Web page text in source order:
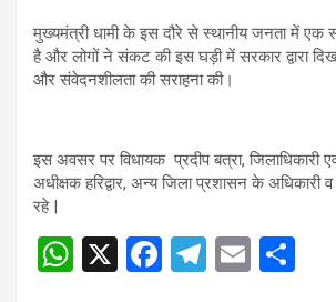
मुख्यमंत्री धामी के इस दौरे से स्थानीय जनता में एक
है और लोगों ने संकट की इस घड़ी में सरकार द्वारा
और संवेदनशीलता की सराहना की।
इस अवसर पर विधायक प्रदीप बत्रा, जिलाधिकारी
अधीक्षक हरिद्वार, अन्य जिला प्रशासन के अधिकारी
रहे |
W X
F
T
E